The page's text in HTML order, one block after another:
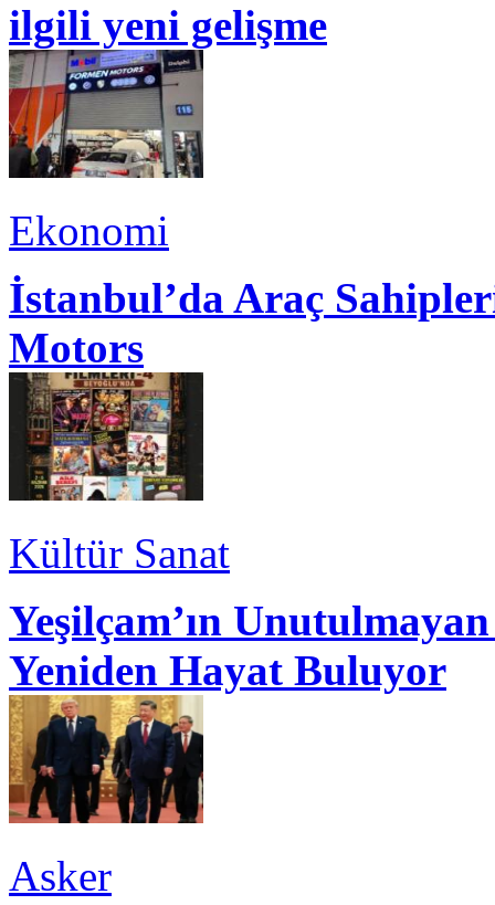
ilgili yeni gelişme
Ekonomi
İstanbul’da Araç
Motors
Kültür Sanat
Yeşilçam’ın
Yeniden Hayat Buluyor
Asker